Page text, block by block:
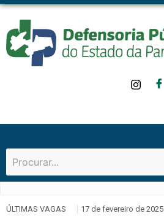
ÚLTIMAS VAGAS 17 de fevereiro de 2025